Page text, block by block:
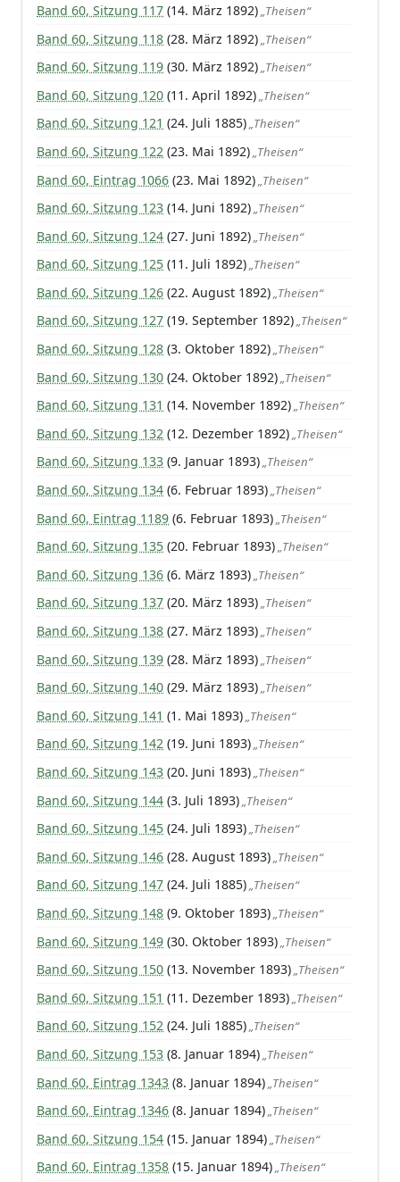
Band 60, Sitzung 117 (14. März 1892)„Theisen“
Band 60, Sitzung 118 (28. März 1892) „Theisen“
Band 60, Sitzung 119 (30. März 1892)„Theisen“
Band 60, Sitzung 120 (11. April 1892)„Theisen“
Band 60, Sitzung 121 (24. Juli 1885)„Theisen“
Band 60, Sitzung 122 (23. Mai 1892)„Theisen“
Band 60, Eintrag 1066 (23. Mai 1892) „Theisen“
Band 60, Sitzung 123 (14. Juni 1892)„Theisen“
Band 60, Sitzung 124 (27. Juni 1892)„Theisen“
Band 60, Sitzung 125 (11. Juli 1892)„Theisen“
Band 60, Sitzung 126 (22. August 1892)„Theisen“
Band 60, Sitzung 127 (19. September 1892)„Theisen“
Band 60, Sitzung 128 (3. Oktober 1892)„Theisen“
Band 60, Sitzung 130 (24. Oktober 1892)„Theisen“
Band 60, Sitzung 131 (14. November 1892)„Theisen“
Band 60, Sitzung 132 (12. Dezember 1892)„Theisen“
Band 60, Sitzung 133 (9. Januar 1893)„Theisen“
Band 60, Sitzung 134 (6. Februar 1893)„Theisen“
Band 60, Eintrag 1189 (6. Februar 1893)„Theisen“
Band 60, Sitzung 135 (20. Februar 1893)„Theisen“
Band 60, Sitzung 136 (6. März 1893)„Theisen“
Band 60, Sitzung 137 (20. März 1893)„Theisen“
Band 60, Sitzung 138 (27. März 1893)„Theisen“
Band 60, Sitzung 139 (28. März 1893)„Theisen“
Band 60, Sitzung 140 (29. März 1893)„Theisen“
Band 60, Sitzung 141 (1. Mai 1893)„Theisen“
Band 60, Sitzung 142 (19. Juni 1893)„Theisen“
Band 60, Sitzung 143 (20. Juni 1893)„Theisen“
Band 60, Sitzung 144 (3. Juli 1893) „Theisen“
Band 60, Sitzung 145 (24. Juli 1893)„Theisen“
Band 60, Sitzung 146 (28. August 1893)„Theisen“
Band 60, Sitzung 147 (24. Juli 1885)„Theisen“
Band 60, Sitzung 148 (9. Oktober 1893)„Theisen“
Band 60, Sitzung 149 (30. Oktober 1893) „Theisen“
Band 60, Sitzung 150 (13. November 1893)„Theisen“
Band 60, Sitzung 151 (11. Dezember 1893)„Theisen“
Band 60, Sitzung 152 (24. Juli 1885)„Theisen“
Band 60, Sitzung 153 (8. Januar 1894)„Theisen“
Band 60, Eintrag 1343 (8. Januar 1894) „Theisen“
Band 60, Eintrag 1346 (8. Januar 1894)„Theisen“
Band 60, Sitzung 154 (15. Januar 1894)„Theisen“
Band 60, Eintrag 1358 (15. Januar 1894)„Theisen“